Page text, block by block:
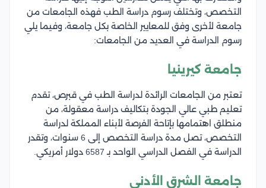
التخصص، وتختلف رسوم دراسة الطب فهذه الجامعات من
جامعة لأخرى وفق للمعايير الخاصة بكل جامعة، وفيما يلي
رسوم الدراسة في العديد من الجامعات:
جامعة كيرينيا
تعتبر من الجامعات الرائدة لدراسة الطب في قبرص، تقدم
تعليم طبي عالي الجودة بتكاليف دراسة معقولة، من
منطلق اهتمامها بإتاحة الفرصة لأبناء المملكة لدراسة
التخصص، تصل مدة دراسة التخصص إلى 6 سنوات، وتقدر
الدراسة في الفصل الدراسي الواحد بـ 6587 دولار أمريكي.
جامعة الشرق الأدنى